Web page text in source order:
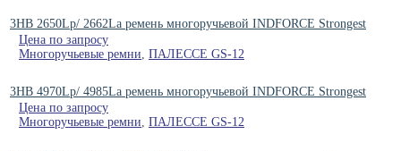
3HB 2650Lp/ 2662La ремень многоручьевой INDFORCE Strongest
Цена по запросу
Многоручьевые ремни ПАЛЕССЕ GS-12
3HB 4970Lp/ 4985La ремень многоручьевой INDFORCE Strongest
Цена по запросу
Многоручьевые ремни ПАЛЕССЕ GS-12